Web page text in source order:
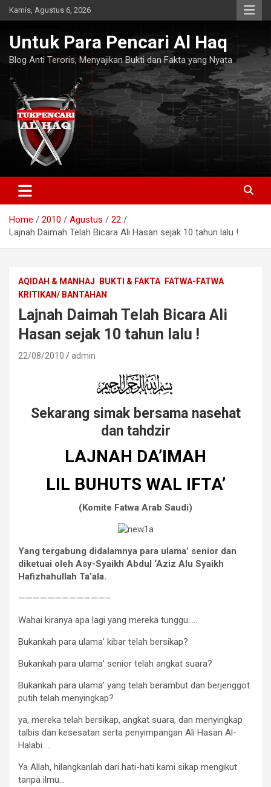
Skip
to
Kamis, Agustus 6, 2026
Untuk Para Pencari Al Haq
Blog Anti Teroris, Menyajikan Bukti dan Fakta yang Nyata
Home 2010 Agustus
22
Lajnah Daimah Telah Bicara Ali Hasan sejak 10 tahun lalu !
AQIDAH & MANHAJ BUKTI & FAKTA
FATWA-FATWA
KRITIKAN/ BANTAHAN
Lajnah Daimah Telah Bicara Ali
Hasan sejak 10 tahun lalu !
22/08/2010 admin
Sekarang simak bersama nasehat
dan tahdzir
LAJNAH DA’IMAH
LIL BUHUTS WAL IFTA’
(Komite Fatwa Arab Saudi)
Yang tergabung didalamnya para ulama’ senior dan
diketuai oleh Asy-Syaikh Abdul ‘Aziz Alu Syaikh
Hafizhahullah Ta’ala.
————————————–
Wahai kiranya apa lagi yang mereka tunggu…..
Bukankah para ulama’ kibar telah bersikap?
Bukankah para ulama’ senior telah angkat suara?
Bukankah para ulama’ yang telah berambut dan berjenggot
putih telah menyingkap?
ya, mereka telah bersikap, angkat suara, dan menyingkap
talbis dan kesesatan serta penyimpangan Ali Hasan Al-
Halabi…..
Ya Allah, hilangkanlah dari hati-hati kami sikap mengikut
tanpa ilmu…